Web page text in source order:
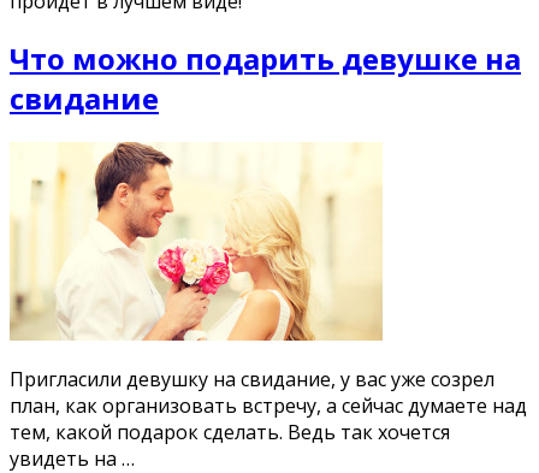
Что можно подарить девушке на
свидание
Пригласили девушку на свидание, у вас уже созрел
план, как организовать встречу, а сейчас думаете над
тем, какой подарок сделать. Ведь так хочется
увидеть на …